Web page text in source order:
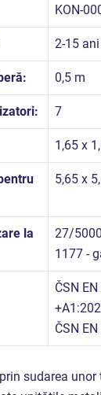
KON-
2-15 ani
0,5 m
7
1,65 x
5,65 x
la
27/
1177 -
ČSN
ČSN
sudarea